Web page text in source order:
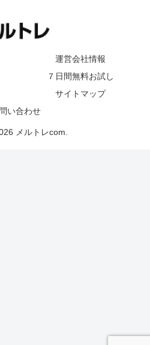
運営会社情報
７日間無料お試し
サイトマップ
い合わせ
メルトレcom.